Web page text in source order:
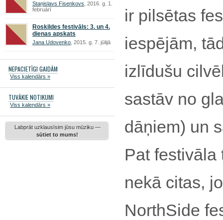
Staņislavs Fisenkovs , 2016. g. 1.
februārī
Roskildes festivāls: 3. un 4.
dienas apskats
Jana Udovenko , 2015. g. 7. jūlijā
NEPACIETĪGI GAIDĀM
Viss kalendārs »
TUVĀKIE NOTIKUMI
Viss kalendārs »
Labprāt uzklausīsim jūsu mūziku —
sūtiet to mums!
ir pilsētas
iespējām,
izlīdušu
sastāv no
dāņiem) un
Pat festivāla
nekā citas,
NorthSide